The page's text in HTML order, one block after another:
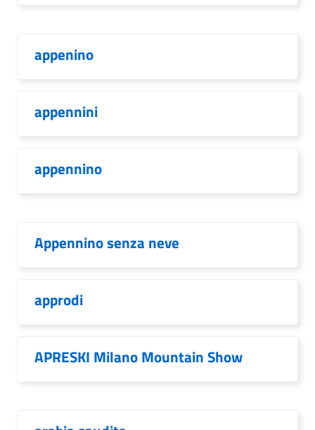
appenino
appennini
appennino
Appennino senza neve
approdi
APRESKI Milano Mountain Show